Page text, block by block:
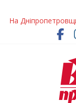
На
рослин (фото)
У Дніпрі
Гречана каша з
Як обрати розмір
Приховав майно
сільради визнали